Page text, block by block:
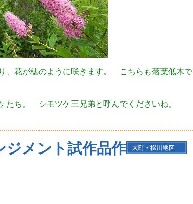
、花が穂のように咲きます。 こちらも落葉低木で
たち。 シモツケ三兄弟と呼んでくださいね。
ジメント試作品作